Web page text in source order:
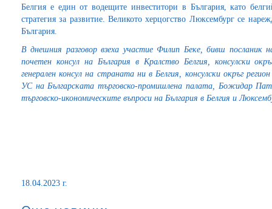
Белгия е един от водещите инвеститори в България, като
стратегия за развитие. Великото херцогство Люксембург се
България.
В днешния разговор взеха участие Филип Беке, бивш посланик
почетен консул на България в Кралство Белгия, консулски
генерален консул на страната ни в Белгия, консулски окръг
УС на Българската търговско-промишлена палата, Божидар
търговско-икономическите въпроси на България в Белгия и
18.04.2023 г.